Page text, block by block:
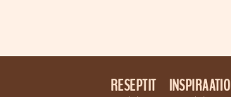
RESEPTIT INSPIRAATIO